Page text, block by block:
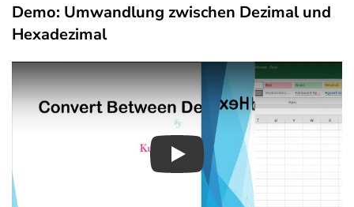
Demo: Umwandlung zwischen Dezimal und
Hexadezimal
Play